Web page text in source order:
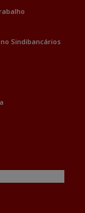
Sindibancários